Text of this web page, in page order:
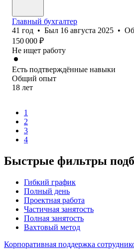
Главный бухгалтер
41 год • Был 16 августа 2025 •
150 000 ₽
Не ищет работу
Есть подтверждённые навыки
Общий опыт
18 лет
1
2
3
4
Быстрые фильтры
Гибкий график
Полный день
Проектная работа
Частичная занятость
Полная занятость
Вахтовый метод
Корпоративная поддержка